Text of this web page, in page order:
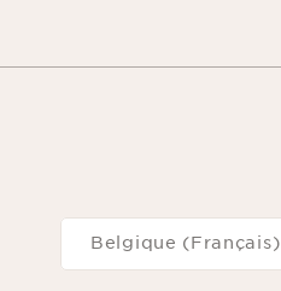
Naviguer vers
Belgique (Français)